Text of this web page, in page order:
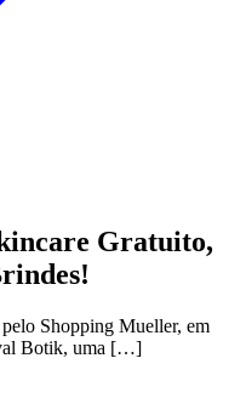
Gratuito,
Shopping Mueller, em
Botik, uma […]